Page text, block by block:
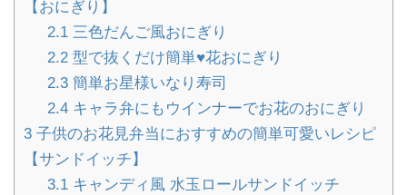
【おにぎり】
2.1三色だんご風おにぎり
2.2型で抜くだけ簡単♥花おにぎり
2.3簡単お星様いなり寿司
2.4キャラ弁にもウインナーでお花のおにぎり
3 子供のお花見弁当におすすめの簡単可愛いレシピ
【サンドイッチ】
3.1キャンディ風 水玉ロールサンドイッチ